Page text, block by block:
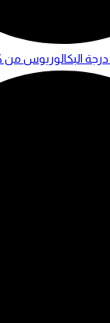
البكالوريوس من